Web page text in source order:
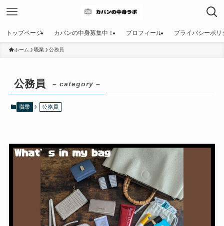
トップページ カバンの中身募集中！ プロフィール プライバシーポリ
ホーム 職業 公務員
公務員 – category –
職業 公務員